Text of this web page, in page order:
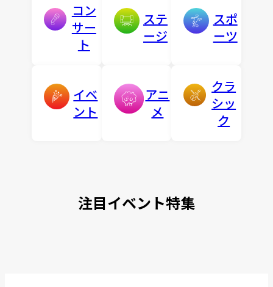
コン
サー
ト
ステ
ージ
スポ
ーツ
イベ
ント
アニ
メ
クラ
シッ
ク
注目イベント特集